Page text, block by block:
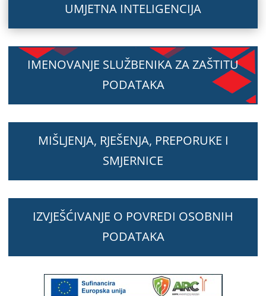
UMJETNA INTELIGENCIJA
IMENOVANJE SLUŽBENIKA ZA ZAŠTITU
PODATAKA
MIŠLJENJA, RJEŠENJA, PREPORUKE I
SMJERNICE
IZVJEŠĆIVANJE O POVREDI OSOBNIH
PODATAKA